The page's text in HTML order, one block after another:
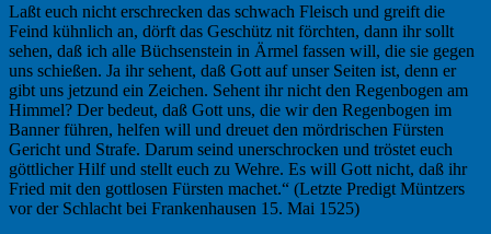
Laßt euch nicht erschrecken das schwach Fleisch und greift die
Feind kühnlich an, dörft das Geschütz nit förchten, dann ihr sollt
sehen, daß ich alle Büchsenstein in Ärmel fassen will, die sie gegen
uns schießen. Ja ihr sehent, daß Gott auf unser Seiten ist, denn er
gibt uns jetzund ein Zeichen. Sehent ihr nicht den Regenbogen am
Himmel? Der bedeut, daß Gott uns, die wir den Regenbogen im
Banner führen, helfen will und dreuet den mördrischen Fürsten
Gericht und Strafe. Darum seind unerschrocken und tröstet euch
göttlicher Hilf und stellt euch zu Wehre. Es will Gott nicht, daß ihr
Fried mit den gottlosen Fürsten machet.“ (Letzte Predigt Müntzers
vor der Schlacht bei Frankenhausen 15. Mai 1525)